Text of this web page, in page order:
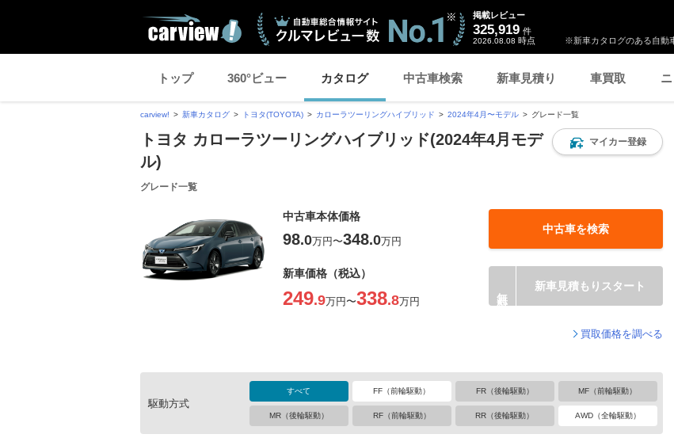
※新車カタログのある自動
掲載レビュー
325,919 件
2026.08.08 時点
トップ 360°ビュー カタログ 中古車検索 新車見積り 車買取
carview! 新車カタログ トヨタ(TOYOTA) カローラツーリングハイブリッド 2024年4月〜モデル グレード一覧
トヨタ カローラツーリングハイブリッド(2024年4月モデ
ル)
グレード一覧
マイカー登録
中古車本体価格
98.0万円〜348.0万円
中古車を検索
新車価格（税込）
249.9万円〜338.8万円
新車見積もりスタート
買取価格を調べる
駆動方式
すべて FF（前輪駆動） FR（後輪駆動） MF（前輪駆動）
MR（後輪駆動） RF（前輪駆動） RR（後輪駆動） AWD（全輪駆動）